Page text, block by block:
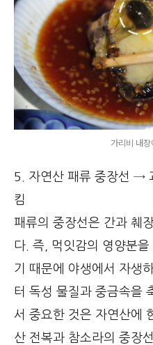
가리비 내
5. 자연산 패류 중장선 →
킴
패류의 중장선은 간과 췌
다. 즉, 먹잇감의 영양분
기 때문에 야생에서 자생
터 독성 물질과 중금속을
서 중요한 것은 자연산에
산 전복과 참소라의 중장